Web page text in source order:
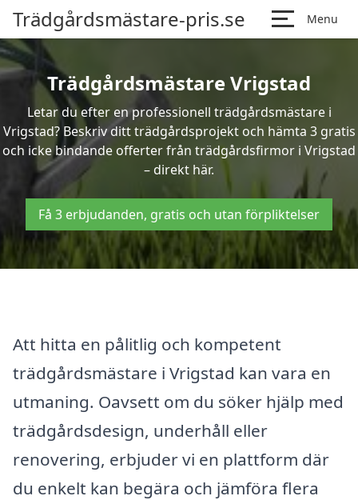
Trädgårdsmästare-pris.se Menu
Trädgårdsmästare Vrigstad
Letar du efter en professionell trädgårdsmästare i
Vrigstad? Beskriv ditt trädgårdsprojekt och hämta 3 gratis
och icke bindande offerter från trädgårdsfirmor i Vrigstad
– direkt här.
Få 3 erbjudanden, gratis och utan förpliktelser
Att hitta en pålitlig och kompetent
trädgårdsmästare i Vrigstad kan vara en
utmaning. Oavsett om du söker hjälp med
trädgårdsdesign, underhåll eller
renovering, erbjuder vi en plattform där
du enkelt kan begära och jämföra flera